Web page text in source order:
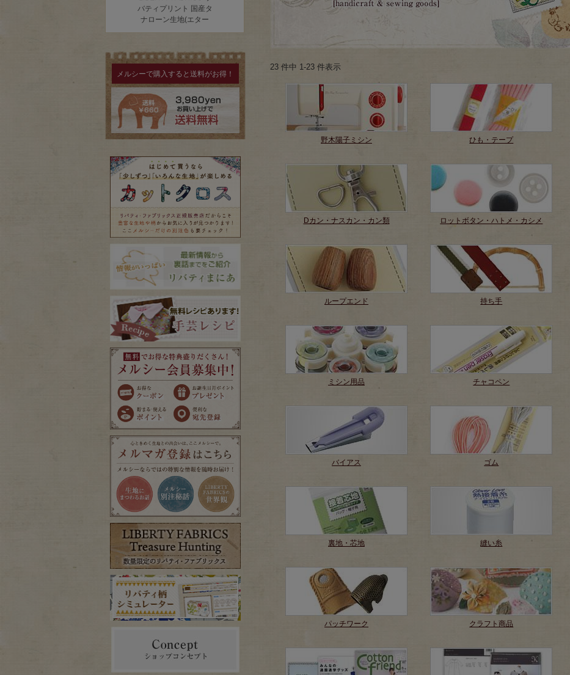
メルシーで購入すると送料がお得！
23 件中 1-23 件表示
野木陽子ミシン ひも・テープ
Dカン・ナスカン・カン類 ロットボタン・ハトメ・カシメ
ループエンド 持ち手
ミシン用品 チャコペン
バイアス ゴム
裏地・芯地 縫い糸
パッチワーク クラフト商品